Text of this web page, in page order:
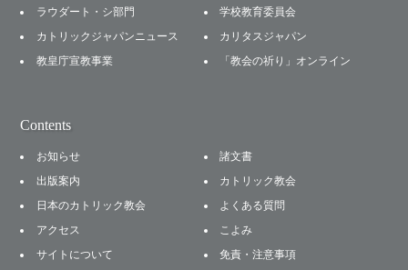
ラウダート・シ部門
学校教育委員会
カトリックジャパンニュース
カリタスジャパン
教皇庁宣教事業
「教会の祈り」オンライン
Contents
お知らせ
諸文書
出版案内
カトリック教会
日本のカトリック教会
よくある質問
アクセス
こよみ
サイトについて
免責・注意事項